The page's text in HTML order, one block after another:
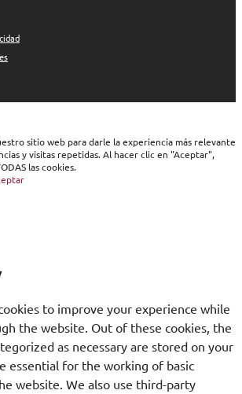
sitio web para darle la experiencia más relevante
y visitas repetidas. Al hacer clic en "Aceptar",
las cookies.
to improve your experience while
the website. Out of these cookies, the
as necessary are stored on your
essential for the working of basic
website. We also use third-party